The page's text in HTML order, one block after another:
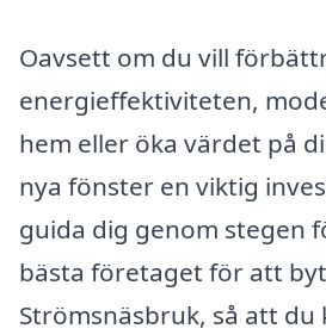
Oavsett om du vill
energieffektiviteten,
hem eller öka värdet på
nya fönster en viktig
guida dig genom stegen
bästa företaget för att
Strömsnäsbruk, så att